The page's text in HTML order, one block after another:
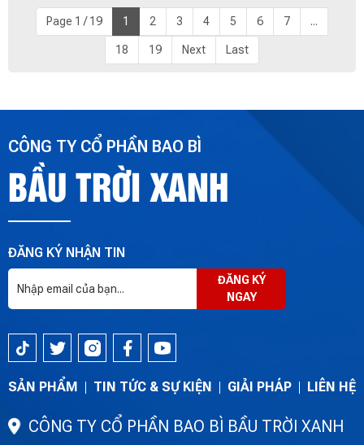
Page 1 / 19 1 2 3 4 5 6 7 ...
18 19 Next Last
CÔNG TY CỔ PHẦN BAO BÌ
BẦU TRỜI XANH
ĐĂNG KÝ NHẬN TIN
ĐĂNG KÝ
NGAY
SẢN PHẨM TIN TỨC & SỰ KIỆN GIẢI PHÁP LIÊN HỆ
CÔNG TY CỔ PHẦN BAO BÌ BẦU TRỜI XANH